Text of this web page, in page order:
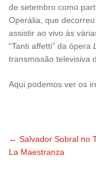
de setembro como
Operália, que
assistir ao vivo às
“Tanti affetti” da ópera
transmissão televisiva
Aqui podemos ver os
← Salvador Sobral no
La Maestranza